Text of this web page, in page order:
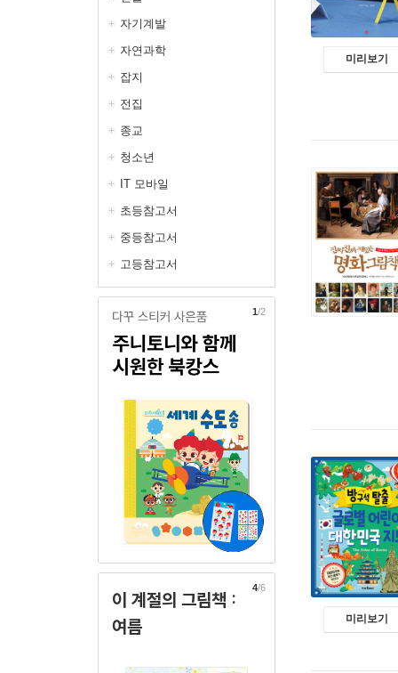
자기계발
자연과학
잡지
전집
종교
청소년
IT 모바일
초등참고서
중등참고서
고등참고서
1/2
이 계절의 그림책 :
여름
4/6
미리보기
미리보기